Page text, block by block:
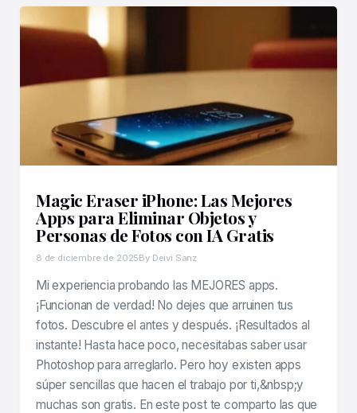
Magic Eraser iPhone: Las Mejores
Apps para Eliminar Objetos y
Personas de Fotos con IA Gratis
8 de diciembre de 2025By Deivi Sanz
Mi experiencia probando las MEJORES apps.
¡Funcionan de verdad! No dejes que arruinen tus
fotos. Descubre el antes y después. ¡Resultados al
instante! Hasta hace poco, necesitabas saber usar
Photoshop para arreglarlo. Pero hoy existen apps
súper sencillas que hacen el trabajo por ti,&nbsp;y
muchas son gratis. En este post te comparto las que